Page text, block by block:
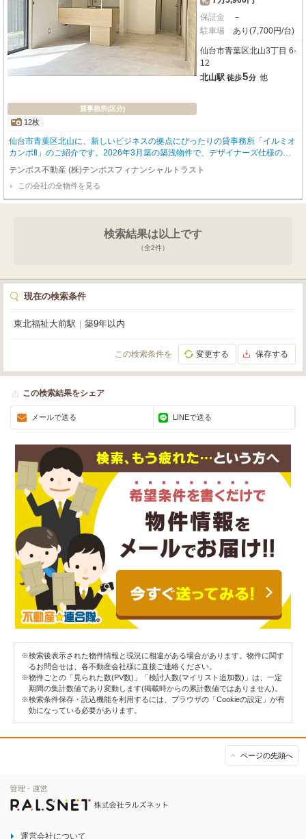
貸事務所(区分)
12枚
保証金
－
駐車場
あり(7,700円/台)
仙台市青葉区北山3丁目 6-
12
北山駅 徒歩5分 他
仙台市青葉区北山に、新しいビジネスの拠点にぴったりの貸事務所「イルミオ
カンポⅡ」のご紹介です。2026年3月築の築浅物件で、デザイナーズ仕様のお
しゃれな空間が魅力。JR仙山線「北山」駅から徒歩5分と、毎日の通勤もスム
ーズな立地です。広々とした34.57㎡の空間には、エアコンや照明器具が完備
され、インターネット使用料が無料なのも大きな魅力。初期費用を抑えなが
ら、快適なビジネス環境をすぐにスタートできます。周辺にはコンビニやホー
スも安心です。新しいスタートにふさわしい、洗練されたオフィスで、あなた
のビジネスを大きく飛躍させませんか？ぜひ一度、現地でこの魅力的な空間を
テンポス不動産 (株)テンポスフィナンシャルトラスト
この会社の全物件を見る
検索結果は以上です
（全2件）
現在の検索条件
東北福祉大前駅 築9年以内
この検索条件を 変更する 保存する
この検索結果をシェア
メールで送る LINEで送る
※検索後表示された物件情報と現況に相違がある場合があります。物件に関す
るお問合せは、各不動産会社様に直接ご連絡ください。
※物件ごとの「見られた数(PV数)」「検討人数(マイリスト追加数)」は、一定
期間の集計数値であり変動します(掲載時からの累計数値ではありません)。
※検索条件保存・読込機能を利用するには、ブラウザの「Cookieの設定」が有
効になっている必要があります。
ページの先頭へ
運営会社について